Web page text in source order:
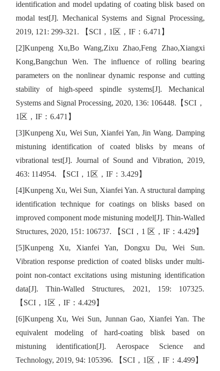
identification and model updating of coating blisk based on
modal test[J]. Mechanical Systems and Signal Processing,
2019, 121: 299-321.
【 SCI， 1 区， IF： 6.471 】
[2]Kunpeng Xu,Bo Wang,Zixu Zhao,Feng Zhao,Xiangxi
Kong,Bangchun Wen. The influence of rolling bearing
parameters on the nonlinear dynamic response and cutting
stability of high-speed spindle systems[J]. Mechanical
Systems and Signal Processing, 2020, 136: 106448. 【 SCI ，
1 区， IF： 6.471 】
[3]Kunpeng Xu, Wei Sun, Xianfei Yan, Jin Wang. Damping
mistuning identification of coated blisks by means of
vibrational test[J]. Journal of Sound and Vibration, 2019,
463: 114954.
【 SCI， 1 区， IF： 3.429】
[4]Kunpeng Xu, Wei Sun, Xianfei Yan. A structural damping
identification technique for coatings on blisks based on
improved component mode mistuning model[J]. Thin-Walled
Structures, 2020, 151: 106737.
【 SCI， 1 区， IF： 4.429】
[5]Kunpeng Xu, Xianfei Yan, Dongxu Du, Wei Sun.
Vibration response prediction of coated blisks under multi-
point non-contact excitations using mistuning identification
data[J]. Thin-Walled Structures, 2021, 159: 107325.
【 SCI， 1 区， IF： 4.429】
[6]Kunpeng Xu, Wei Sun, Junnan Gao, Xianfei Yan. The
equivalent modeling of hard-coating blisk based on
mistuning identification[J]. Aerospace Science and
Technology, 2019, 94: 105396.
【 SCI， 1 区， IF： 4.499】